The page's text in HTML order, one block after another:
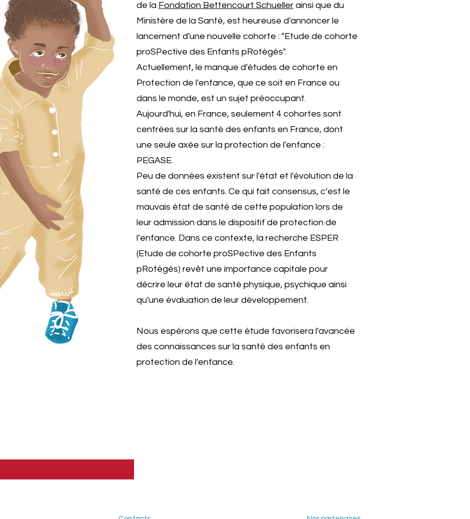
de la Fondation Bettencourt Schueller ainsi que du
Ministère de la Santé, est heureuse d'annoncer le
lancement d'une nouvelle cohorte : "Etude de cohorte
proSPective des Enfants pRotégés".
Actuellement, le manque d'études de cohorte en
Protection de l'enfance, que ce soit en France ou
dans le monde, est un sujet préoccupant.
Aujourd'hui, en France, seulement 4 cohortes sont
centrées sur la santé des enfants en France, dont
une seule axée sur la protection de l'enfance :
PEGASE.
Peu de données existent sur l'état et l'évolution de la
santé de ces enfants. Ce qui fait consensus, c’est le
mauvais état de santé de cette population lors de
leur admission dans le dispositif de protection de
l’enfance. Dans ce contexte, la recherche ESPER
(Etude de cohorte proSPective des Enfants
pRotégés) revêt une importance capitale pour
décrire leur état de santé physique, psychique ainsi
qu'une évaluation de leur développement.
Nous espérons que cette étude favorisera l'avancée
des connaissances sur la santé des enfants en
protection de l'enfance.